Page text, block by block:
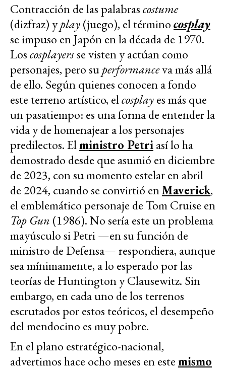
Contracción de las palabrascostume
(dizfraz) yplay(juego), el términocosplay
se impuso en Japón en la década de 1970.
Loscosplayersse visten y actúan como
personajes, pero superformanceva más allá
de ello. Según quienes conocen a fondo
este terreno artístico, elcosplayes más que
un pasatiempo: es una forma de entender la
vida y de homenajear a los personajes
predilectos. Elministro Petriasí lo ha
demostrado desde que asumió en diciembre
de 2023, con su momento estelar en abril
de 2024, cuando se convirtió enMaverick,
el emblemático personaje de Tom Cruise en
Top Gun (1986). No sería este un problema
mayúsculo si Petri —en su función de
ministro de Defensa— respondiera, aunque
sea mínimamente, a lo esperado por las
teorías de Huntington y Clausewitz. Sin
embargo, en cada uno de los terrenos
escrutados por estos teóricos, el desempeño
del mendocino es muy pobre.
En el plano estratégico-nacional,
advertimos hace ocho meses en estemismo